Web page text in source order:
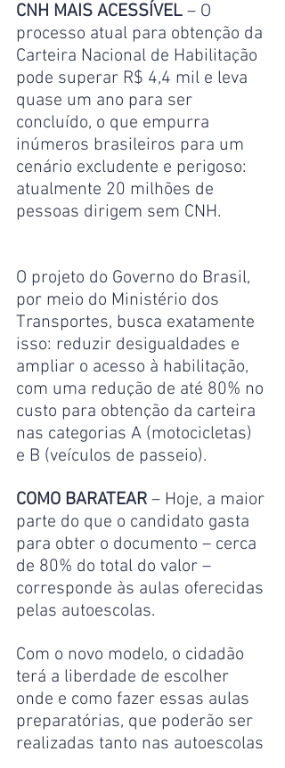
CNH MAIS ACESSÍVEL – O
processo atual para obtenção da
Carteira Nacional de Habilitação
pode superar R$ 4,4 mil e leva
quase um ano para ser
concluído, o que empurra
inúmeros brasileiros para um
cenário excludente e perigoso:
atualmente 20 milhões de
pessoas dirigem sem CNH.
O projeto do Governo do Brasil,
por meio do Ministério dos
Transportes, busca exatamente
isso: reduzir desigualdades e
ampliar o acesso à habilitação,
com uma redução de até 80% no
custo para obtenção da carteira
nas categorias A (motocicletas)
e B (veículos de passeio).
COMO BARATEAR – Hoje, a maior
parte do que o candidato gasta
para obter o documento – cerca
de 80% do total do valor –
corresponde às aulas oferecidas
pelas autoescolas.
Com o novo modelo, o cidadão
terá a liberdade de escolher
onde e como fazer essas aulas
preparatórias, que poderão ser
realizadas tanto nas autoescolas